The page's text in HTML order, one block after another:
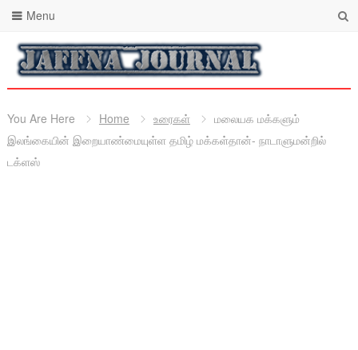
Menu
You Are Here Home உரைகள்
மலையக மக்களும்
இலங்கையின் இறையாண்மையுள்ள தமிழ் மக்கள்தான்- நாடாளுமன்றில்
டக்ளஸ்